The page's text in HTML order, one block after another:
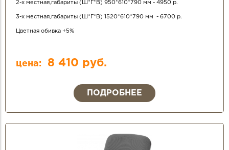
2-х местная,габариты (Ш*Г*В) 950*610*790 мм - 4950 р.
3-х местная,габариты (Ш*Г*В) 1520*610*790 мм - 6700 р.
Цветная обивка +5%
цена: 8 410 руб.
ПОДРОБНЕЕ